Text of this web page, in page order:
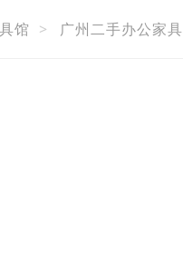
馆 > 广州二手办公家具